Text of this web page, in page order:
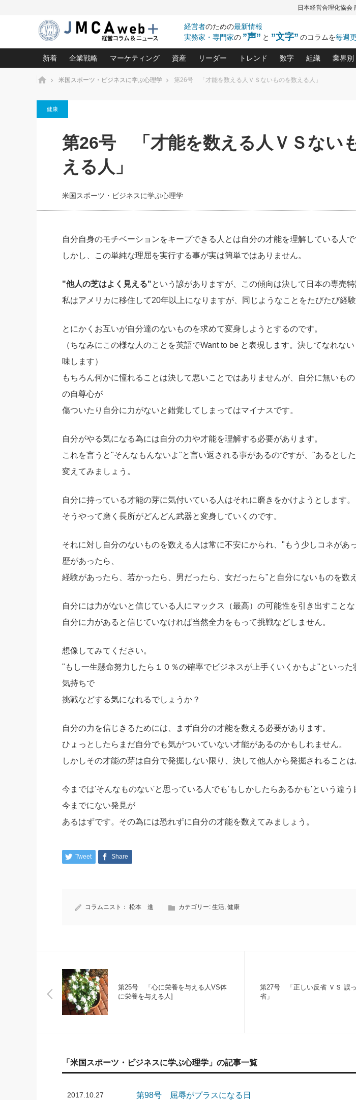
日本経営合理化協会
経営者のための最新情報
実務家・専門家の ”声” と ”文字” のコラムを毎週
新着
朝礼・会議での「社長の３分間
日号）
2026.08.5 2026.08.5
企業戦略
強い会社を築く ビジネス・クリニック(240)
日本レーザー「人を大切にしながら利益を上げる経営」の極意
(3)
武器としてのM&A入門(3)
社長のための“儲かる通販”戦略視点(151)
継続経営 百話百行(85)
マーケティング
ロングセラーの玉手箱(9)
資産
中国経済の最新動向(204)
事業承継の前に、決めておきたい、知っておきたい、や
深読み企業分析(152)
リーダー
ピョートル・F・グジバチの『経営戦略の新常
次もあなたにお願いしたいと思われる「一流の
社長の右腕をつくる 人と組織を動かす(200)
酒井英之の社長のビジョン実現道場(10)
トレンド
北村森の「今月のヒット商品」
数字
おカネが残る決算書
会社を守り抜くため
強い決算書の会社は
銀行交渉はこうしなさ
組織
職場の生産性
賃金決定の定
顧客・社員
業界別
大久
柿内
ホーム 米国スポーツ・ビジネスに学ぶ心理学 第26号 「才能を数える人ＶＳないものを数える人」
健康
第26号 「才能を数える人ＶＳない
える人」
米国スポーツ・ビジネスに学ぶ心理学
自分自身のモチベーションをキープできる人とは自分の才能を理解している人で
しかし、この単純な理屈を実行する事が実は簡単ではありません。
"他人の芝はよく見える"という諺がありますが、この傾向は決して日本の専売特
私はアメリカに移住して20年以上になりますが、同じようなことをたびたび経験
とにかくお互いが自分達のないものを求めて変身しようとするのです。
（ちなみにこの様な人のことを英語でWant to be と表現します。決してなれな
味します）
もちろん何かに憧れることは決して悪いことではありませんが、自分に無いも
の自尊心が
傷ついたり自分に力がないと錯覚してしまってはマイナスです。
自分がやる気になる為には自分の力や才能を理解する必要があります。
これを言うと"そんなもんないよ"と言い返される事があるのですが、"あるとし
変えてみましょう。
自分に持っている才能の芽に気付いている人はそれに磨きをかけようとします。
そうやって磨く長所がどんどん武器と変身していくのです。
それに対し自分のないものを数える人は常に不安にかられ、"もう少しコネがあ
歴があったら、
経験があったら、若かったら、男だったら、女だったら"と自分にないものを数
自分には力がないと信じている人にマックス（最高）の可能性を引き出すことな
自分に力があると信じていなければ当然全力をもって挑戦などしません。
想像してみてください。
"もし一生懸命努力したら１０％の確率でビジネスが上手くいくかもよ"といった
気持ちで
挑戦などする気になれるでしょうか？
自分の力を信じきるためには、まず自分の才能を数える必要があります。
ひょっとしたらまだ自分でも気がついていない才能があるのかもしれません。
しかしその才能の芽は自分で発掘しない限り、決して他人から発掘されることは
今までは'そんなものない'と思っている人でも'もしかしたらあるかも'という違う
今までにない発見が
あるはずです。その為には恐れずに自分の才能を数えてみましょう。
Tweet Share
コラムニスト： 松本 進 カテゴリー: 生活, 健康
第25号 「心に栄養を与える人VS体
に栄養を与える人]
第27号 「正しい反省 ＶＳ 誤
省」
「米国スポーツ・ビジネスに学ぶ心理学」の記事一覧
2017.10.27 第98号 屈辱がプラスになる日